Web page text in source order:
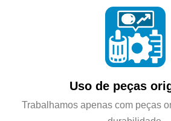
Uso de peças
Trabalhamos apenas com peças